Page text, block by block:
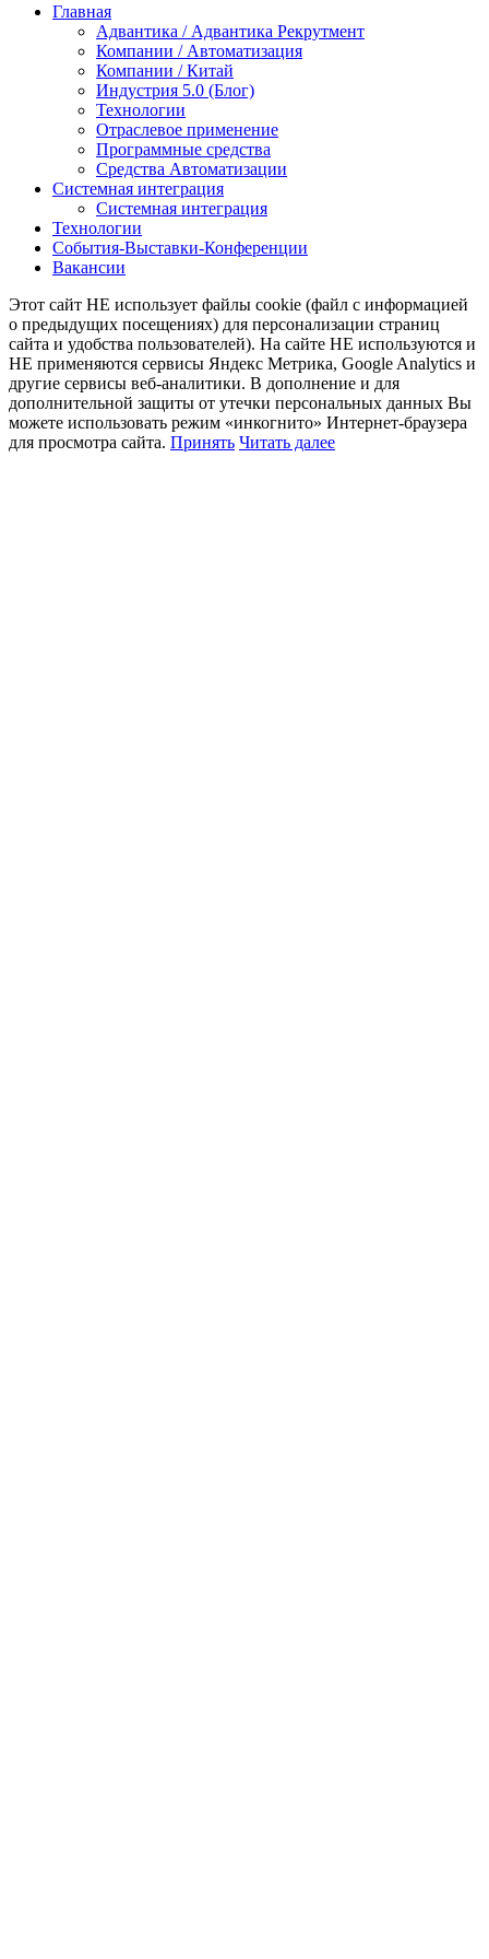
Youtube
Email
Xing
TelegramГлавная
Адвантика / Адвантика Рекрутмент
Компании / Автоматизация
Компании / Китай
Индустрия 5.0 (Блог)
Технологии
Отраслевое применение
Программные средства
Средства Автоматизации
Системная интеграция
Системная интеграция
Технологии
События-Выставки-Конференции
Вакансии
Этот сайт НЕ использует файлы cookie (файл с информацией
о предыдущих посещениях) для персонализации страниц
сайта и удобства пользователей). На сайте НЕ используются и
НЕ применяются сервисы Яндекс Метрика, Google Analytics и
другие сервисы веб-аналитики. В дополнение и для
дополнительной защиты от утечки персональных данных Вы
можете использовать режим «инкогнито» Интернет-браузера
для просмотра сайта. Принять Читать далее